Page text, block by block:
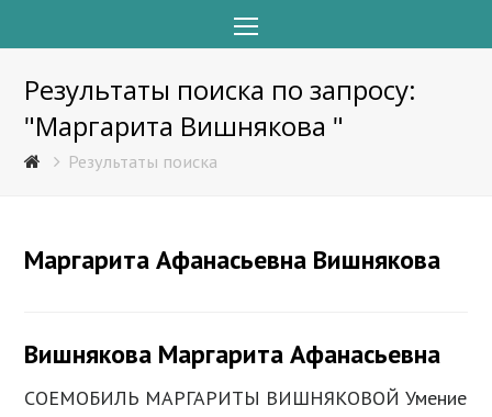
Menu
Результаты поиска по запросу:
"Маргарита Вишнякова "
Результаты поиска
Маргарита Афанасьевна Вишнякова
Вишнякова Маргарита Афанасьевна
СОЕМОБИЛЬ МАРГАРИТЫ ВИШНЯКОВОЙ Умение